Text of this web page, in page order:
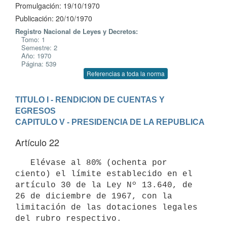
Promulgación: 19/10/1970
Publicación: 20/10/1970
Registro Nacional de Leyes y Decretos:
Tomo: 1
Semestre: 2
Año: 1970
Página: 539
Referencias a toda la norma
TITULO I - RENDICION DE CUENTAS Y
EGRESOS
CAPITULO V - PRESIDENCIA DE LA REPUBLICA
Artículo 22
ciento) el límite establecido en el
artículo 30 de la Ley Nº 13.640, de
26 de diciembre de 1967, con la
limitación de las dotaciones legales
del rubro respectivo.